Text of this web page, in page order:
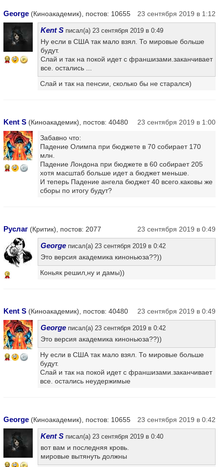
George (Киноакадемик), постов: 10655 23 сентября 2019 в 1:12
10
Kent S писал(а) 23 сентября 2019 в 0:49
Ну если в США так мало взял. То мировые больше
будут.
Слай и так на покой идет с франшизами.заканчивает
все. остались ...
Слай и так на пенсии, сколько бы не старался)
Kent S (Киноакадемик), постов: 40480 23 сентября 2019 в 1:00
14
Забавно что:
Падение Олимпа при бюджете в 70 собирает 170
млн.
Падение Лондона при бюджете в 60 собирает 205
хотя масштаб больше идет а бюджет меньше.
И теперь Падение ангела бюджет 40 всего.каковы же
сборы по итогу будут?
Руслаг (Критик), постов: 2077 23 сентября 2019 в 0:49
7
George писал(а) 23 сентября 2019 в 0:42
Это версия академика киноньюза??))
Коньяк решил,ну и дамы))
Kent S (Киноакадемик), постов: 40480 23 сентября 2019 в 0:49
14
George писал(а) 23 сентября 2019 в 0:42
Это версия академика киноньюза??))
Ну если в США так мало взял. То мировые больше
будут.
Слай и так на покой идет с франшизами.заканчивает
все. остались неудержимые
George (Киноакадемик), постов: 10655 23 сентября 2019 в 0:42
10
Kent S писал(а) 23 сентября 2019 в 0:40
вот вам и последняя кровь.
мировые вытянуть должны